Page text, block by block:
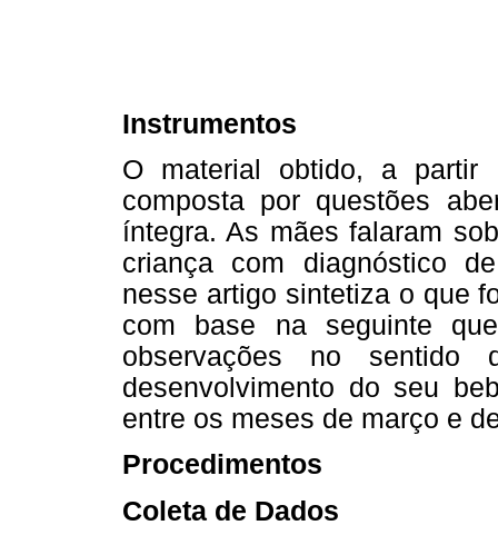
Instrumentos
O material obtido, a partir
composta por questões
íntegra. As mães falaram
criança com diagnóstico
nesse artigo sintetiza o que
com base na seguinte
observações no
desenvolvimento do seu
entre os meses de março e
Procedimentos
Coleta de Dados